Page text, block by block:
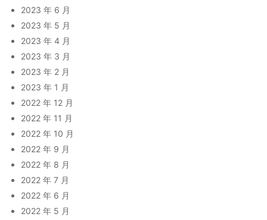
2023 年 6 月
2023 年 5 月
2023 年 4 月
2023 年 3 月
2023 年 2 月
2023 年 1 月
2022 年 12 月
2022 年 11 月
2022 年 10 月
2022 年 9 月
2022 年 8 月
2022 年 7 月
2022 年 6 月
2022 年 5 月